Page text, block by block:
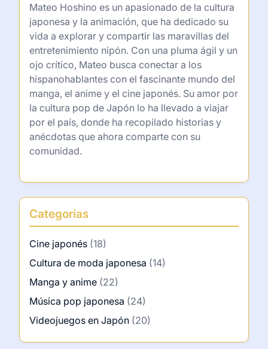
Mateo Hoshino es un apasionado de la cultura
japonesa y la animación, que ha dedicado su
vida a explorar y compartir las maravillas del
entretenimiento nipón. Con una pluma ágil y un
ojo crítico, Mateo busca conectar a los
hispanohablantes con el fascinante mundo del
manga, el anime y el cine japonés. Su amor por
la cultura pop de Japón lo ha llevado a viajar
por el país, donde ha recopilado historias y
anécdotas que ahora comparte con su
comunidad.
Categorías
Cine japonés (18)
Cultura de moda japonesa (14)
Manga y anime (22)
Música pop japonesa (24)
Videojuegos en Japón (20)